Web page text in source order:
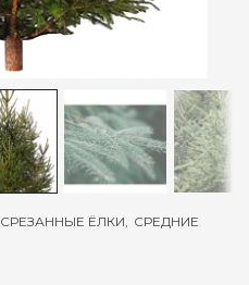
СРЕЗАННЫЕ ЁЛКИ, СРЕДНИЕ